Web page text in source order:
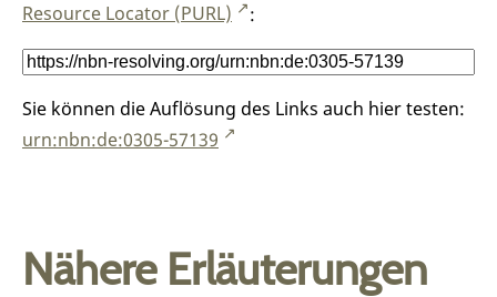
Resource Locator (PURL)
:
Sie können die Auflösung des Links auch hier testen:
urn:nbn:de:0305-57139
Nähere Erläuterungen